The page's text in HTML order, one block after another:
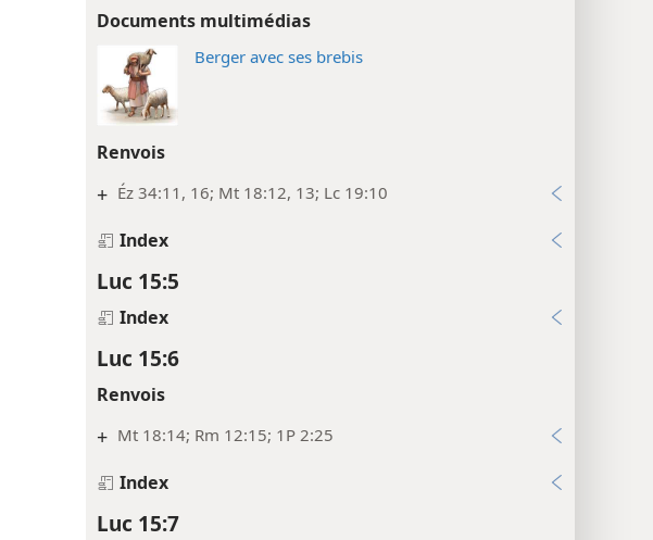
Documents multimédias
Berger avec ses brebis
Renvois
+ Éz 34:11, 16; Mt 18:12, 13; Lc 19:10
Index
Luc 15:5
Index
Luc 15:6
Renvois
+ Mt 18:14; Rm 12:15; 1P 2:25
Index
Luc 15:7